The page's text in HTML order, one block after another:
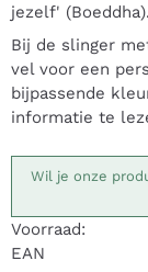
jezelf' (Boeddha).
Bij de slinger
vel voor een
bijpassende
informatie te
Wil je onze
Voorraad:
EAN